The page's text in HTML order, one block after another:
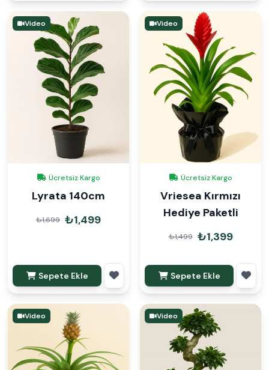
Video
Ücretsiz Kargo
Lyrata 140cm
₺1,699 ₺1,499
Sepete Ekle
Video
Ücretsiz Kargo
Vriesea Kırmızı
Hediye Paketli
₺1,499 ₺1,399
Sepete Ekle
Video Video